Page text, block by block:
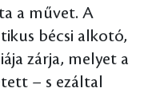
a művet. A
bécsi alkotó,
zárja, melyet a
– s ezáltal